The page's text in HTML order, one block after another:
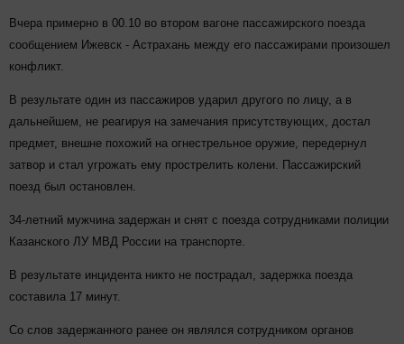
Вчера примерно в 00.10 во втором вагоне пассажирского поезда
сообщением Ижевск - Астрахань между его пассажирами произошел
конфликт.
В результате один из пассажиров ударил другого по лицу, а в
дальнейшем, не реагируя на замечания присутствующих, достал
предмет, внешне похожий на огнестрельное оружие, передернул
затвор и стал угрожать ему прострелить колени. Пассажирский
поезд был остановлен.
34-летний мужчина задержан и снят с поезда сотрудниками полиции
Казанского ЛУ МВД России на транспорте.
В результате инцидента никто не пострадал, задержка поезда
составила 17 минут.
Со слов задержанного ранее он являлся сотрудником органов